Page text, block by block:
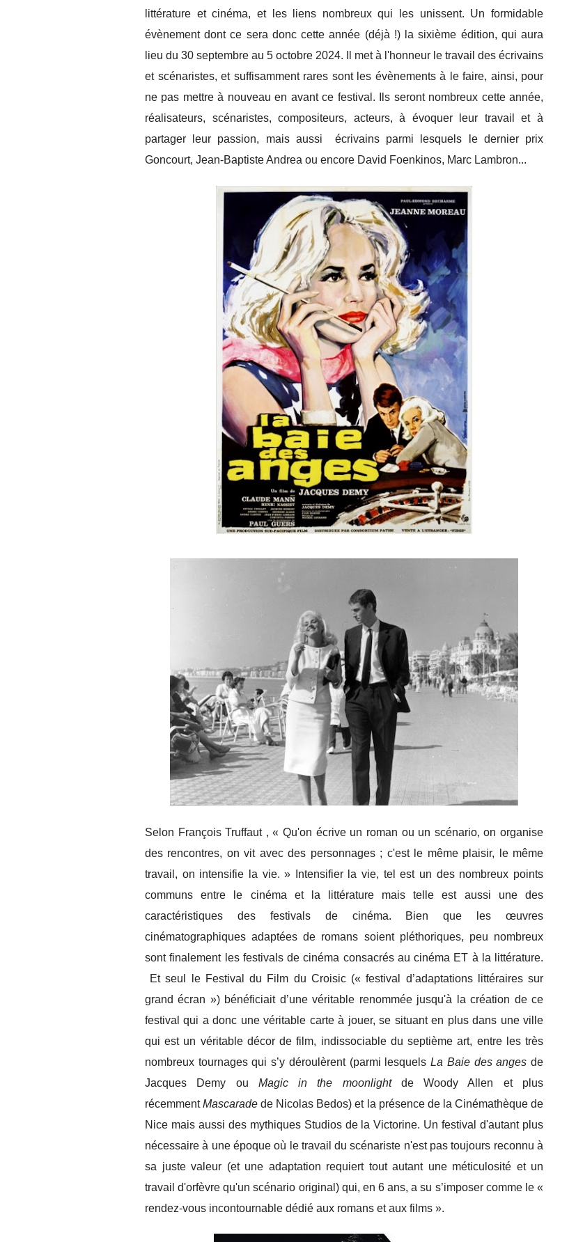
littérature et cinéma, et les liens nombreux qui les unissent. Un formidable
évènement dont ce sera donc cette année (déjà !) la sixième édition, qui aura
lieu du 30 septembre au 5 octobre 2024. Il met à l'honneur le travail des écrivains
et scénaristes, et suffisamment rares sont les évènements à le faire, ainsi, pour
ne pas mettre à nouveau en avant ce festival. Ils seront nombreux cette année,
réalisateurs, scénaristes, compositeurs, acteurs, à évoquer leur travail et à
partager leur passion, mais aussi écrivains parmi lesquels le dernier prix
Goncourt, Jean-Baptiste Andrea ou encore David Foenkinos, Marc Lambron...
Selon François Truffaut , « Qu'on écrive un roman ou un scénario, on organise
des rencontres, on vit avec des personnages ; c'est le même plaisir, le même
travail, on intensifie la vie. » Intensifier la vie, tel est un des nombreux points
communs entre le cinéma et la littérature mais telle est aussi une des
caractéristiques des festivals de cinéma. Bien que les œuvres
cinématographiques adaptées de romans soient pléthoriques, peu nombreux
sont finalement les festivals de cinéma consacrés au cinéma ET à la littérature.
Et seul le Festival du Film du Croisic (« festival d’adaptations littéraires sur
grand écran ») bénéficiait d’une véritable renommée jusqu'à la création de ce
festival qui a donc une véritable carte à jouer, se situant en plus dans une ville
qui est un véritable décor de film, indissociable du septième art, entre les très
nombreux tournages qui s’y déroulèrent (parmi lesquelsLa Baie des anges de
Jacques Demy ou Magic in the moonlightde Woody Allen et plus
récemmentMascaradede Nicolas Bedos) et la présence de la Cinémathèque de
Nice mais aussi des mythiques Studios de la Victorine. Un festival d'autant plus
nécessaire à une époque où le travail du scénariste n'est pas toujours reconnu à
sa juste valeur (et une adaptation requiert tout autant une méticulosité et un
travail d'orfèvre qu'un scénario original) qui, en 6 ans, a su s’imposer comme le «
rendez-vous incontournable dédié aux romans et aux films ».